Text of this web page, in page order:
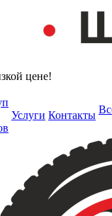
цене!
Услуги Контакты